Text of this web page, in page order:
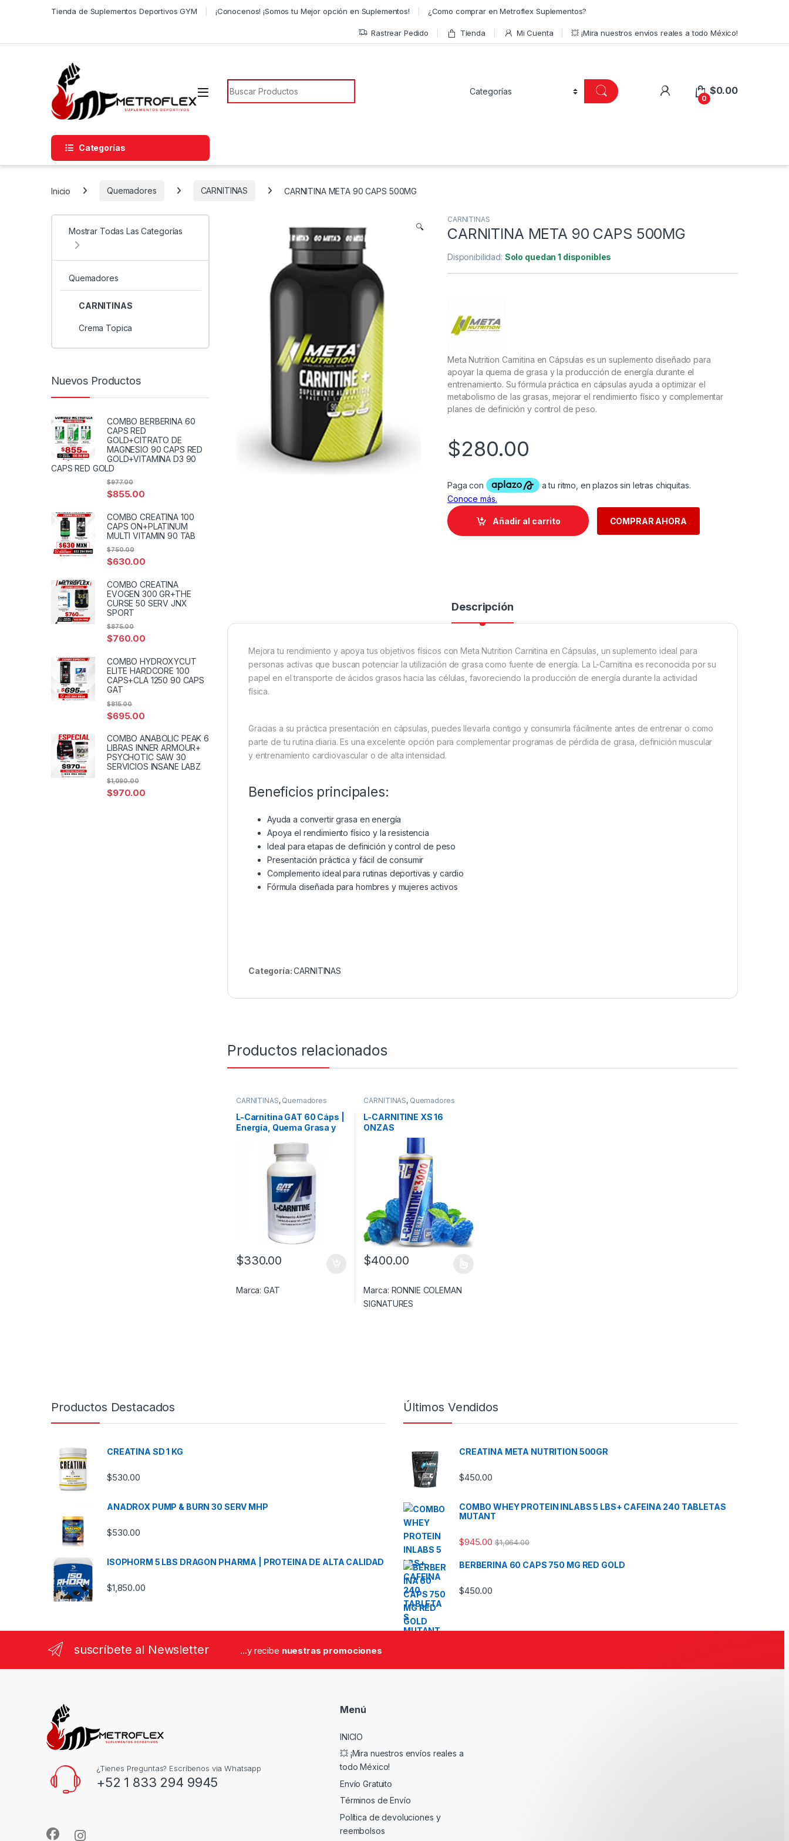
Tienda de Suplementos Deportivos GYM ¡Conocenos! ¡Somos tu Mejor opción en Suplementos! ¿Como comprar en Metroflex Suplementos?
Rastrear Pedido Tienda Mi Cuenta 💥 ¡Mira nuestros envíos reales a todo México!
Búsqueda de:
0
$0.00
Categorías
Inicio Quemadores CARNITINAS CARNITINA META 90 CAPS 500MG
🔍
CARNITINAS
CARNITINA META 90 CAPS 500MG
Disponibilidad: Solo quedan 1 disponibles
Meta Nutrition Carnitina en Cápsulas es un suplemento diseñado para
apoyar la quema de grasa y la producción de energía durante el
entrenamiento. Su fórmula práctica en cápsulas ayuda a optimizar el
metabolismo de las grasas, mejorar el rendimiento físico y complementar
planes de definición y control de peso.
$280.00
Añadir al carrito COMPRAR AHORA
Descripción
Mejora tu rendimiento y apoya tus objetivos físicos con Meta Nutrition Carnitina en Cápsulas, un suplemento ideal para
personas activas que buscan potenciar la utilización de grasa como fuente de energía. La L-Carnitina es reconocida por su
papel en el transporte de ácidos grasos hacia las células, favoreciendo la producción de energía durante la actividad
física.
Gracias a su práctica presentación en cápsulas, puedes llevarla contigo y consumirla fácilmente antes de entrenar o como
parte de tu rutina diaria. Es una excelente opción para complementar programas de pérdida de grasa, definición muscular
y entrenamiento cardiovascular o de alta intensidad.
Beneficios principales:
Ayuda a convertir grasa en energía
Apoya el rendimiento físico y la resistencia
Ideal para etapas de definición y control de peso
Presentación práctica y fácil de consumir
Complemento ideal para rutinas deportivas y cardio
Fórmula diseñada para hombres y mujeres activos
Categoría:CARNITINAS
Productos relacionados
CARNITINAS, Quemadores
L-Carnitina GAT 60 Cáps |
Energía, Quema Grasa y
$330.00
Marca:GAT
CARNITINAS, Quemadores
L-CARNITINE XS 16
ONZAS
$400.00
Marca: RONNIE COLEMAN
SIGNATURES
Mostrar Todas Las Categorías
Quemadores
CARNITINAS
Crema Topica
Nuevos Productos
COMBO BERBERINA 60
CAPS RED
GOLD+CITRATO DE
MAGNESIO 90 CAPS RED
GOLD+VITAMINA D3 90
CAPS RED GOLD
$855.00
$977.00
COMBO CREATINA 100
CAPS ON+PLATINUM
MULTI VITAMIN 90 TAB
$630.00
$750.00
COMBO CREATINA
EVOGEN 300 GR+THE
CURSE 50 SERV JNX
SPORT
$760.00
$875.00
COMBO HYDROXYCUT
ELITE HARDCORE 100
CAPS+CLA 1250 90 CAPS
GAT
$695.00
$815.00
COMBO ANABOLIC PEAK 6
LIBRAS INNER ARMOUR+
PSYCHOTIC SAW 30
SERVICIOS INSANE LABZ
$970.00
$1,090.00
Productos Destacados
CREATINA SD 1 KG
$530.00
ANADROX PUMP & BURN 30 SERV MHP
$530.00
ISOPHORM 5 LBS DRAGON PHARMA | PROTEINA DE ALTA CALIDAD
$1,850.00
Últimos Vendidos
CREATINA META NUTRITION 500GR
$450.00
COMBO WHEY PROTEIN INLABS 5 LBS+ CAFEINA 240 TABLETAS
MUTANT
$945.00 $1,064.00
BERBERINA 60 CAPS 750 MG RED GOLD
$450.00
suscríbete al Newsletter ...y recibe nuestras promociones
¿Tienes Preguntas? Escríbenos via Whatsapp
+52 1 833 294 9945
Menú
INICIO
💥 ¡Mira nuestros envíos reales a
todo México!
Envío Gratuito
Términos de Envío
Política de devoluciones y
reembolsos